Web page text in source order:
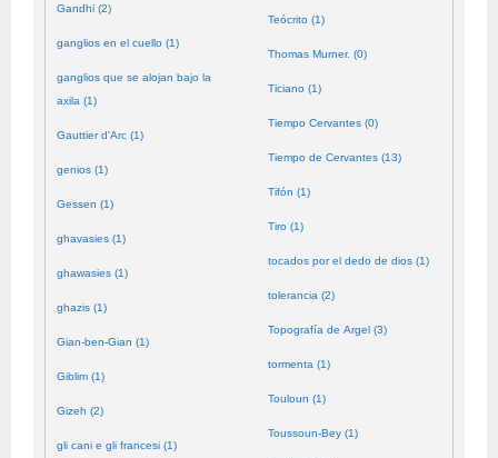
Gandhi (2)
ganglios en el cuello (1)
ganglios que se alojan bajo la
axila (1)
Gauttier d'Arc (1)
genios (1)
Gessen (1)
ghavasies (1)
ghawasies (1)
ghazis (1)
Gian-ben-Gian (1)
Giblim (1)
Gizeh (2)
gli cani e gli francesi (1)
Teócrito (1)
Thomas Murner. (0)
Ticiano (1)
Tiempo Cervantes (0)
Tiempo de Cervantes (13)
Tifón (1)
Tiro (1)
tocados por el dedo de dios (1)
tolerancia (2)
Topografía de Argel (3)
tormenta (1)
Touloun (1)
Toussoun-Bey (1)